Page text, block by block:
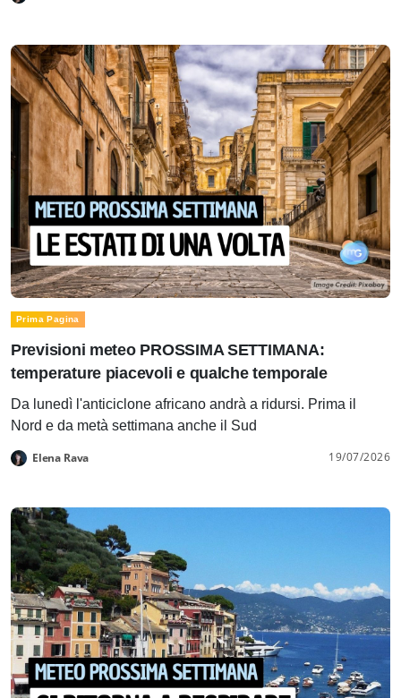
Prima Pagina
Previsioni meteo PROSSIMA SETTIMANA:
temperature piacevoli e qualche temporale
Da lunedì l'anticiclone africano andrà a ridursi. Prima il
Nord e da metà settimana anche il Sud
Elena Rava 19/07/2026